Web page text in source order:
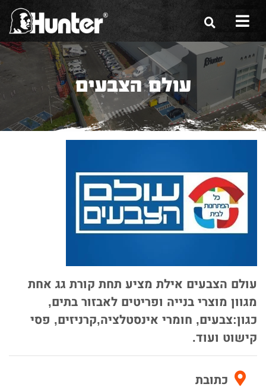
הסיפור שלנו
הכלים שלנו
תערוכות
משווקים
מגזין
שירות ואחריות
צור קשר
עולם הצבעים
עולם הצבעים אילת מציע תחת קורת גג אחת
מגוון מוצרי בנייה ופריטים לאבזור בתים,
כגון:צבעים, חומרי אינסטלציה,קרניזים, פסי
קישוט ועוד.
כתובת